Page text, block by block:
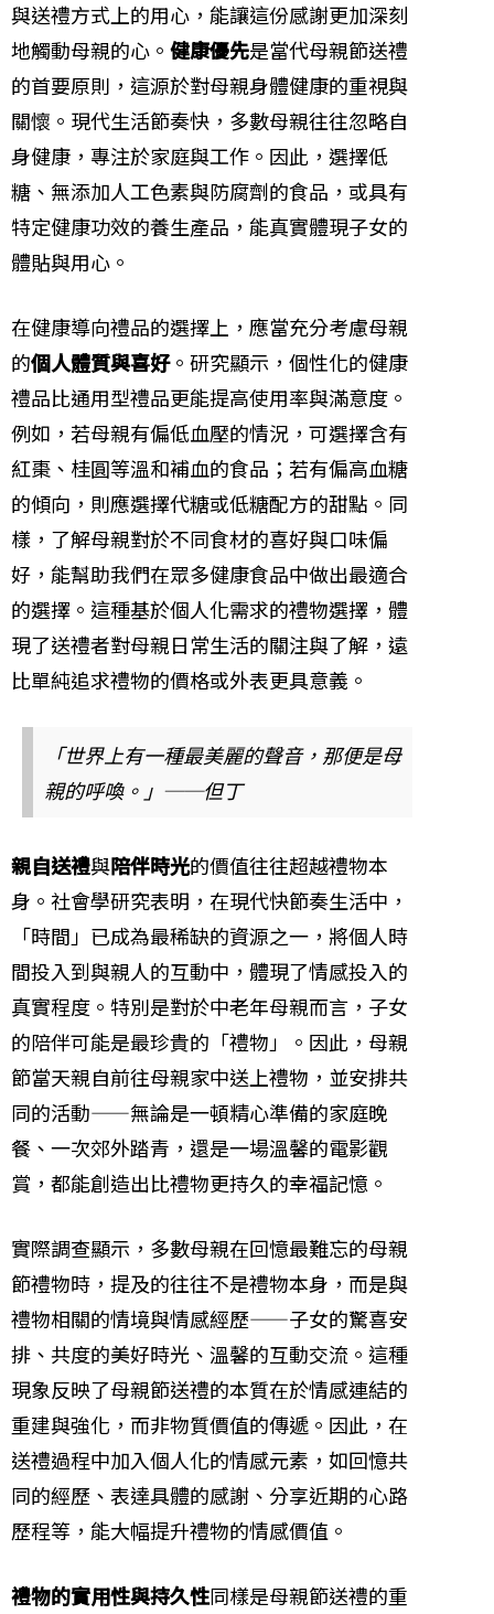
與送禮方式上的用心，能讓這份感謝更加深刻
地觸動母親的心。 健康優先是當代母親節送禮
的首要原則，這源於對母親身體健康的重視與
關懷。現代生活節奏快，多數母親往往忽略自
身健康，專注於家庭與工作。因此，選擇低
糖、無添加人工色素與防腐劑的食品，或具有
特定健康功效的養生產品，能真實體現子女的
體貼與用心。
在健康導向禮品的選擇上，應當充分考慮母親
的個人體質與喜好。研究顯示，個性化的健康
禮品比通用型禮品更能提高使用率與滿意度。
例如，若母親有偏低血壓的情況，可選擇含有
紅棗、桂圓等溫和補血的食品；若有偏高血糖
的傾向，則應選擇代糖或低糖配方的甜點。同
樣，了解母親對於不同食材的喜好與口味偏
好，能幫助我們在眾多健康食品中做出最適合
的選擇。這種基於個人化需求的禮物選擇，體
現了送禮者對母親日常生活的關注與了解，遠
比單純追求禮物的價格或外表更具意義。
「世界上有一種最美麗的聲音，那便是母
親的呼喚。」──但丁
親自送禮與陪伴時光的價值往往超越禮物本
身。社會學研究表明，在現代快節奏生活中，
「時間」已成為最稀缺的資源之一，將個人時
間投入到與親人的互動中，體現了情感投入的
真實程度。特別是對於中老年母親而言，子女
的陪伴可能是最珍貴的「禮物」。因此，母親
節當天親自前往母親家中送上禮物，並安排共
同的活動——無論是一頓精心準備的家庭晚
餐、一次郊外踏青，還是一場溫馨的電影觀
賞，都能創造出比禮物更持久的幸福記憶。
實際調查顯示，多數母親在回憶最難忘的母親
節禮物時，提及的往往不是禮物本身，而是與
禮物相關的情境與情感經歷——子女的驚喜安
排、共度的美好時光、溫馨的互動交流。這種
現象反映了母親節送禮的本質在於情感連結的
重建與強化，而非物質價值的傳遞。因此，在
送禮過程中加入個人化的情感元素，如回憶共
同的經歷、表達具體的感謝、分享近期的心路
歷程等，能大幅提升禮物的情感價值。
禮物的實用性與持久性同樣是母親節送禮的重